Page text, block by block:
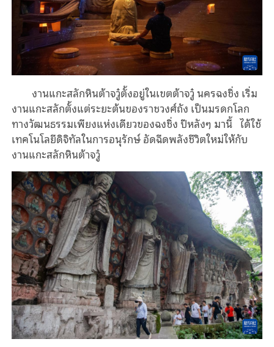
งานแกะสลักหินต้าจวู๋ตั้งอยู่ในเขตต้าจวู๋ นครฉงชิ่ง เริ่ม
งานแกะสลักตั้งแต่ระยะต้นของราชวงศ์ถัง เป็นมรดกโลก
ทางวัฒนธรรมเพียงแห่งเดียวของฉงชิ่ง ปีหลังๆ มานี้ ได้ใช้
เทคโนโลยีดิจิทัลในการอนุรักษ์ อัดฉีดพลังชีวิตใหม่ให้กับ
งานแกะสลักหินต้าจวู๋